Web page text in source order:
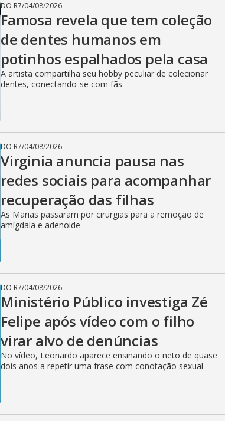
DO R7/04/08/2026
Famosa revela que tem coleção
de dentes humanos em
potinhos espalhados pela casa
A artista compartilha seu hobby peculiar de colecionar
dentes, conectando-se com fãs
DO R7/04/08/2026
Virginia anuncia pausa nas
redes sociais para acompanhar
recuperação das filhas
As Marias passaram por cirurgias para a remoção de
amígdala e adenoide
DO R7/04/08/2026
Ministério Público investiga Zé
Felipe após vídeo com o filho
virar alvo de denúncias
No vídeo, Leonardo aparece ensinando o neto de quase
dois anos a repetir uma frase com conotação sexual